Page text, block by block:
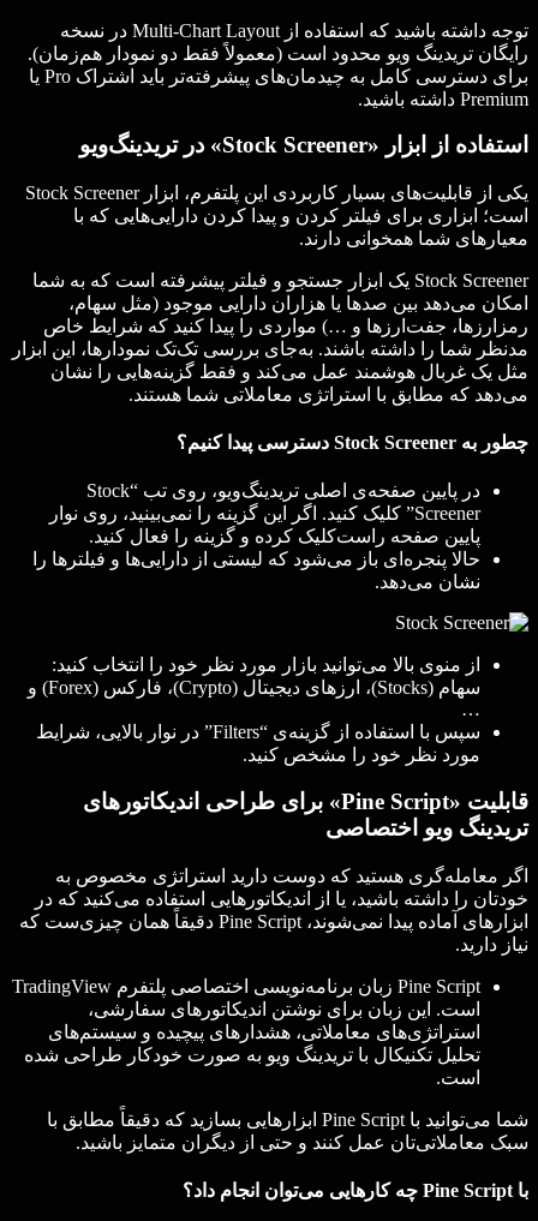
توجه داشته باشید که استفاده از Multi-Chart Layout در نسخه
رایگان تریدینگ ویو محدود است (معمولاً فقط دو نمودار هم‌زمان).
برای دسترسی کامل به چیدمان‌های پیشرفته‌تر باید اشتراک Pro یا
Premium داشته باشید.
استفاده از ابزار «Stock Screener» در تریدینگ‌ویو
یکی از قابلیت‌های بسیار کاربردی این پلتفرم، ابزار Stock Screener
است؛ ابزاری برای فیلتر کردن و پیدا کردن دارایی‌هایی که با
معیارهای شما همخوانی دارند.
Stock Screener یک ابزار جستجو و فیلتر پیشرفته است که به شما
امکان می‌دهد بین صدها یا هزاران دارایی موجود (مثل سهام،
رمزارزها، جفت‌ارزها و …) مواردی را پیدا کنید که شرایط خاص
مدنظر شما را داشته باشند. به‌جای بررسی تک‌تک نمودارها، این ابزار
مثل یک غربال هوشمند عمل می‌کند و فقط گزینه‌هایی را نشان
می‌دهد که مطابق با استراتژی معاملاتی شما هستند.
چطور به Stock Screener دسترسی پیدا کنیم؟
در پایین صفحه‌ی اصلی تریدینگ‌ویو، روی تب “Stock
Screener” کلیک کنید. اگر این گزینه را نمی‌بینید، روی نوار
پایین صفحه راست‌کلیک کرده و گزینه را فعال کنید.
حالا پنجره‌ای باز می‌شود که لیستی از دارایی‌ها و فیلترها را
نشان می‌دهد.
از منوی بالا می‌توانید بازار مورد نظر خود را انتخاب کنید:
سهام (Stocks)، ارزهای دیجیتال (Crypto)، فارکس (Forex) و
…
سپس با استفاده از گزینه‌ی “Filters” در نوار بالایی، شرایط
مورد نظر خود را مشخص کنید.
قابلیت «Pine Script» برای طراحی اندیکاتورهای
تریدینگ ویو اختصاصی
اگر معامله‌گری هستید که دوست دارید استراتژی مخصوص به
خودتان را داشته باشید، یا از اندیکاتورهایی استفاده می‌کنید که در
ابزارهای آماده پیدا نمی‌شوند، Pine Script دقیقاً همان چیزی‌ست که
نیاز دارید.
Pine Script زبان برنامه‌نویسی اختصاصی پلتفرم TradingView
است. این زبان برای نوشتن اندیکاتورهای سفارشی،
استراتژی‌های معاملاتی، هشدارهای پیچیده و سیستم‌های
تحلیل تکنیکال با تریدینگ ویو به صورت خودکار طراحی شده
است.
شما می‌توانید با Pine Script ابزارهایی بسازید که دقیقاً مطابق با
سبک معاملاتی‌تان عمل کنند و حتی از دیگران متمایز باشید.
با Pine Script چه کارهایی می‌توان انجام داد؟